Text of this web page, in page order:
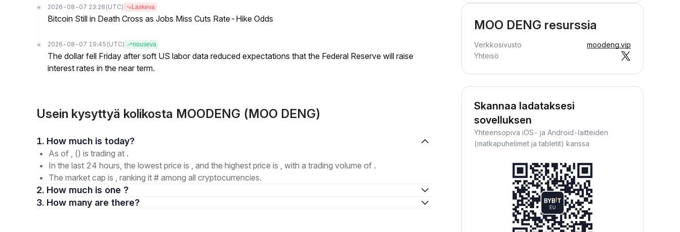
2026-08-07 23:28 (UTC) Laskeva
Bitcoin Still in Death Cross as Jobs Miss Cuts Rate-Hike Odds
2026-08-07 19:45 (UTC) nouseva
The dollar fell Friday after soft US labor data reduced expectations that the Federal Reserve will raise
interest rates in the near term.
Usein kysyttyä kolikosta MOODENG (MOO DENG)
1. How much is today?
As of , () is trading at .
In the last 24 hours, the lowest price is , and the highest price is , with a trading volume of .
The market cap is , ranking it # among all cryptocurrencies.
2. How much is one ?
3. How many are there?
MOO DENG resurssia
Verkkosivusto
moodeng.vip
Yhteisö
Skannaa ladataksesi
sovelluksen
Yhteensopiva iOS- ja Android-laitteiden
(matkapuhelimet ja tabletit) kanssa